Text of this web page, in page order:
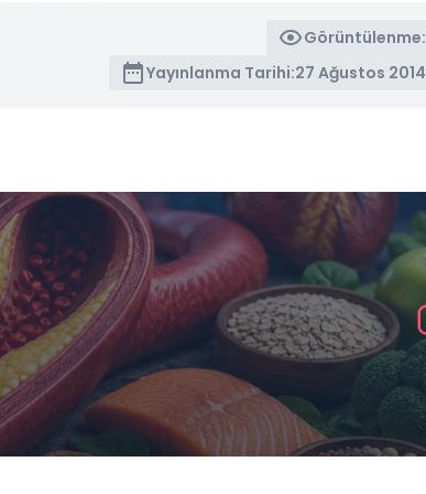
Görüntülenme:
Yayınlanma Tarihi:27 Ağustos 2014